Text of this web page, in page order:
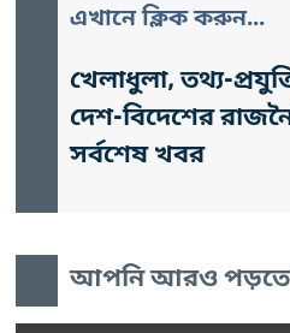
এখানে ক্লিক করুন...
খেলাধুলা, তথ্য-
দেশ-বিদেশের
সর্বশেষ খবর
আপনি আরও পড়তে